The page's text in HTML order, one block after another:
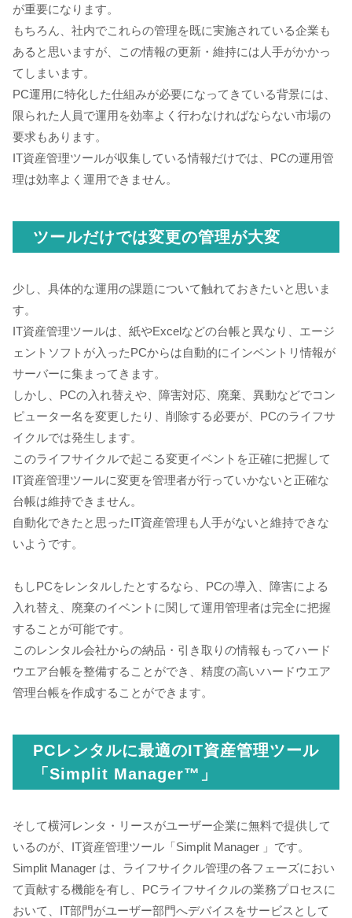
が重要になります。
もちろん、社内でこれらの管理を既に実施されている企業も
あると思いますが、この情報の更新・維持には人手がかかっ
てしまいます。
PC運用に特化した仕組みが必要になってきている背景には、
限られた人員で運用を効率よく行わなければならない市場の
要求もあります。
IT資産管理ツールが収集している情報だけでは、PCの運用管
理は効率よく運用できません。
ツールだけでは変更の管理が大変
少し、具体的な運用の課題について触れておきたいと思いま
す。
IT資産管理ツールは、紙やExcelなどの台帳と異なり、エージ
ェントソフトが入ったPCからは自動的にインベントリ情報が
サーバーに集まってきます。
しかし、PCの入れ替えや、障害対応、廃棄、異動などでコン
ピューター名を変更したり、削除する必要が、PCのライフサ
イクルでは発生します。
このライフサイクルで起こる変更イベントを正確に把握して
IT資産管理ツールに変更を管理者が行っていかないと正確な
台帳は維持できません。
自動化できたと思ったIT資産管理も人手がないと維持できな
いようです。
もしPCをレンタルしたとするなら、PCの導入、障害による
入れ替え、廃棄のイベントに関して運用管理者は完全に把握
することが可能です。
このレンタル会社からの納品・引き取りの情報もってハード
ウエア台帳を整備することができ、精度の高いハードウエア
管理台帳を作成することができます。
PCレンタルに最適のIT資産管理ツール
「Simplit Manager™」
そして横河レンタ・リースがユーザー企業に無料で提供して
いるのが、IT資産管理ツール「Simplit Manager 」です。
Simplit Manager は、ライフサイクル管理の各フェーズにおい
て貢献する機能を有し、PCライフサイクルの業務プロセスに
おいて、IT部門がユーザー部門へデバイスをサービスとして